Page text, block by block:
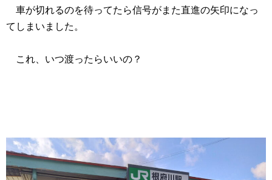
車が切れるのを待ってたら信号がまた直進の矢印になっ
てしまいました。
これ、いつ渡ったらいいの？